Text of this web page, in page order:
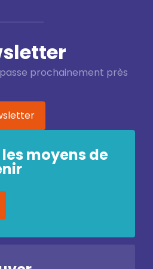
prochainement près
moyens de